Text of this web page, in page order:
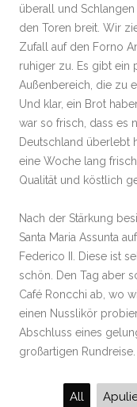
überall und
den Toren breit. Wir
Zufall auf den Forno
ruhiger zu. Es gibt ein
Außenbereich, die zu
Und klar, ein Brot
war so frisch, dass es
Deutschland überlebt
eine Woche lang
Qualität und köstlich
Nach der Stärkung
Santa Maria Assunta
Federico II. Diese ist
schön. Den Tag aber
Café Roncchi ab, wo
einen Nusslikör
Abschluss eines
großartigen Rundreise.
All